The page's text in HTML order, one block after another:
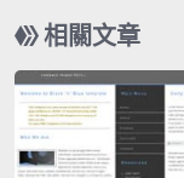
相關文章